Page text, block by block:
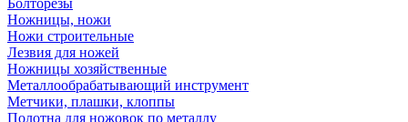
Болторезы
Ножницы, ножи
Ножи строительные
Лезвия для ножей
Ножницы хозяйственные
Металлообрабатывающий инструмент
Метчики, плашки, клоппы
Полотна для ножовок по металлу